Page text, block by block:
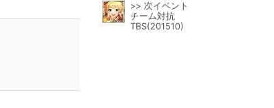
>> 次イベント
チーム対抗
TBS(201510)